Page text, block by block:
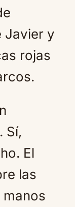
Javier y
rojas
Sí,
El
las